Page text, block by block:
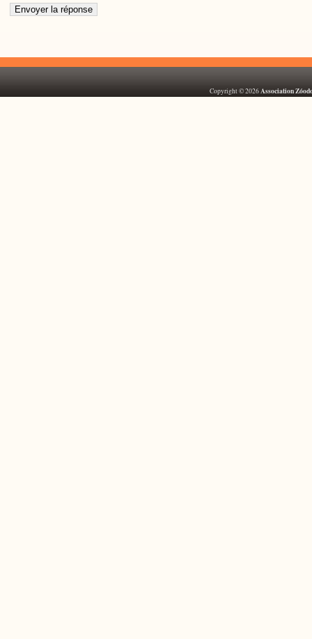
Copyright © 2026Association